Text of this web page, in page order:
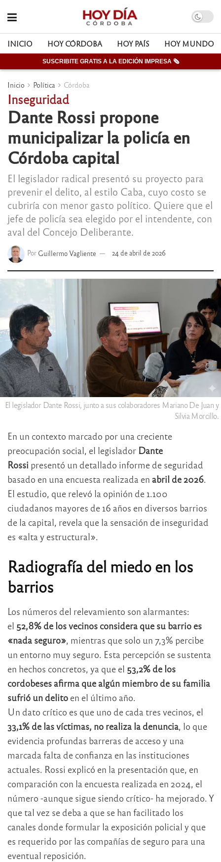
INICIO HOY CÓRDOBA HOY PAÍS HOY MUNDO
SUSCRIBITE GRATIS A LA EDICIÓN IMPRESA 🗞
Inicio Política Córdoba
Inseguridad
Dante Rossi propone
municipalizar la policía en
Córdoba capital
El legislador radical presentó su proyecto para
prevenir el delito, al estilo Caba, cuyo costo se
cubriría con menor gasto político. Quiere que el
jefe de policía sea elegido por el intendente, con
aval del Concejo Deliberante.
Por Guillermo Vagliente 24 de abril de 2026
El legislador Dante Rossi, junto a sus colaboradores Mariano De Juan y
Silvia Morcillo.
En un contexto marcado por una creciente
preocupación social, el legislador Dante
Rossi presentó un detallado informe de seguridad
basado en una encuesta realizada en abril de 2026.
El estudio, que relevó la opinión de 1.100
ciudadanos mayores de 16 años en diversos barrios
de la capital, revela que la sensación de inseguridad
es «alta y estructural».
Radiografía del miedo en los
barrios
Los números del relevamiento son alarmantes:
el 52,8% de los vecinos considera que su barrio es
«nada seguro», mientras que solo un 7,3% percibe
un entorno muy seguro. Esta percepción se sustenta
en hechos concretos, ya que el 53,2% de los
cordobeses afirma que algún miembro de su familia
sufrió un delito en el último año.
Un dato crítico es que uno de cada tres vecinos, el
33,1% de las víctimas, no realiza la denuncia, lo que
evidencia profundas barreras de acceso y una
marcada falta de confianza en las instituciones
actuales. Rossi explicó en la presentación que, en
comparación con la encuesta realizada en 2024, el
número -aunque sigue siendo crítico- ha mejorado. Y
que tal vez se deba a que se han facilitado los
canales donde formular la exposición policial y que
es requerido por las compañías de seguro para una
eventual reposición.